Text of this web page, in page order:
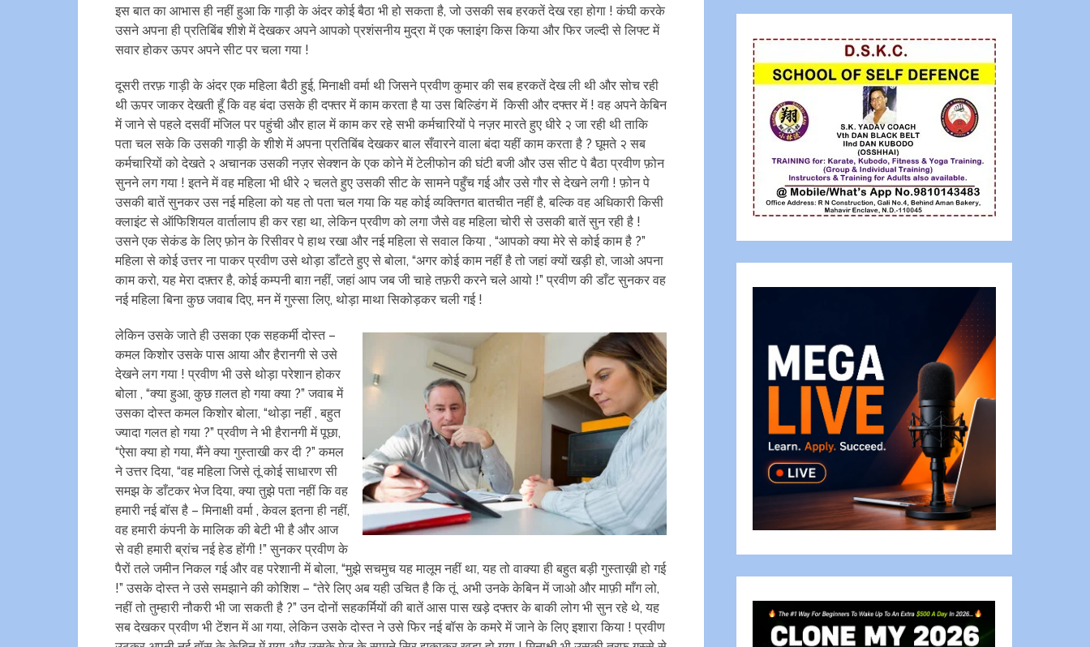
इस बात का आभास ही नहीं हुआ कि गाड़ी के अंदर कोई बैठा भी हो सकता है, जो उसकी सब हरकतें देख रहा होगा ! कंघी करके
उसने अपना ही प्रतिबिंब शीशे में देखकर अपने आपको प्रशंसनीय मुद्रा में एक फ्लाइंग किस किया और फिर जल्दी से लिफ्ट में
सवार होकर ऊपर अपने सीट पर चला गया !
दूसरी तरफ़ गाड़ी के अंदर एक महिला बैठी हुई, मिनाक्षी वर्मा थी जिसने प्रवीण कुमार की सब हरकतें देख ली थी और सोच रही
थी ऊपर जाकर देखती हूँ कि वह बंदा उसके ही दफ्तर में काम करता है या उस बिल्डिंग में किसी और दफ्तर में ! वह अपने केबिन
में जाने से पहले दसवीं मंजिल पर पहुंची और हाल में काम कर रहे सभी कर्मचारियों पे नज़र मारते हुए धीरे २ जा रही थी ताकि
पता चल सके कि उसकी गाड़ी के शीशे में अपना प्रतिबिंब देखकर बाल सँवारने वाला बंदा यहीं काम करता है ? घूमते २ सब
कर्मचारियों को देखते २ अचानक उसकी नज़र सेक्शन के एक कोने में टेलीफोन की घंटी बजी और उस सीट पे बैठा प्रवीण फ़ोन
सुनने लग गया ! इतने में वह महिला भी धीरे २ चलते हुए उसकी सीट के सामने पहुँच गई और उसे गौर से देखने लगी ! फ़ोन पे
उसकी बातें सुनकर उस नई महिला को यह तो पता चल गया कि यह कोई व्यक्तिगत बातचीत नहीं है, बल्कि वह अधिकारी किसी
क्लाइंट से ऑफिशियल वार्तालाप ही कर रहा था, लेकिन प्रवीण को लगा जैसे वह महिला चोरी से उसकी बातें सुन रही है !
उसने एक सेकंड के लिए फ़ोन के रिसीवर पे हाथ रखा और नई महिला से सवाल किया , “आपको क्या मेरे से कोई काम है ?”
महिला से कोई उत्तर ना पाकर प्रवीण उसे थोड़ा डाँटते हुए से बोला, “अगर कोई काम नहीं है तो जहां क्यों खड़ी हो, जाओ अपना
काम करो, यह मेरा दफ़्तर है, कोई कम्पनी बाग़ नहीं, जहां आप जब जी चाहे तफ़री करने चले आयो !” प्रवीण की डाँट सुनकर वह
नई महिला बिना कुछ जवाब दिए, मन में गुस्सा लिए, थोड़ा माथा सिकोड़कर चली गई !
लेकिन उसके जाते ही उसका एक सहकर्मी दोस्त –
कमल किशोर उसके पास आया और हैरानगी से उसे
देखने लग गया ! प्रवीण भी उसे थोड़ा परेशान होकर
बोला , “क्या हुआ, कुछ ग़लत हो गया क्या ?” जवाब में
उसका दोस्त कमल किशोर बोला, “थोड़ा नहीं , बहुत
ज्यादा गलत हो गया ?” प्रवीण ने भी हैरानगी में पूछा,
“ऐसा क्या हो गया, मैंने क्या गुस्ताखी कर दी ?” कमल
ने उत्तर दिया, “वह महिला जिसे तूं कोई साधारण सी
समझ के डाँटकर भेज दिया, क्या तुझे पता नहीं कि वह
हमारी नई बॉस है – मिनाक्षी वर्मा , केवल इतना ही नहीं,
वह हमारी कंपनी के मालिक की बेटी भी है और आज
से वही हमारी ब्रांच नई हेड होंगी !” सुनकर प्रवीण के
पैरों तले जमीन निकल गई और वह परेशानी में बोला, “मुझे सचमुच यह मालूम नहीं था, यह तो वाक्या ही बहुत बड़ी गुस्ताख़ी हो गई
!” उसके दोस्त ने उसे समझाने की कोशिश – “तेरे लिए अब यही उचित है कि तूं अभी उनके केबिन में जाओ और माफ़ी माँग लो,
नहीं तो तुम्हारी नौकरी भी जा सकती है ?” उन दोनों सहकर्मियों की बातें आस पास खड़े दफ्तर के बाकी लोग भी सुन रहे थे, यह
सब देखकर प्रवीण भी टेंशन में आ गया, लेकिन उसके दोस्त ने उसे फिर नई बॉस के कमरे में जाने के लिए इशारा किया ! प्रवीण